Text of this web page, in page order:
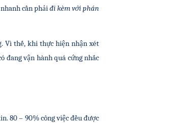
cần phải đi kèm với phán
Vì thế, khi thực hiện nhận xét
đang vận hành quá cứng nhắc
80 – 90% công việc đều được